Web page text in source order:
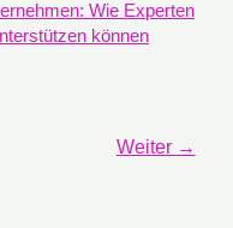
Wie Experten
können
Weiter →